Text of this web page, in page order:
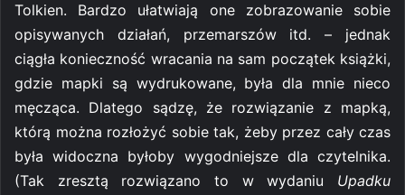
Tolkien. Bardzo ułatwiają one zobrazowanie sobie
opisywanych działań, przemarszów itd. – jednak
ciągła konieczność wracania na sam początek książki,
gdzie mapki są wydrukowane, była dla mnie nieco
męcząca. Dlatego sądzę, że rozwiązanie z mapką,
którą można rozłożyć sobie tak, żeby przez cały czas
była widoczna byłoby wygodniejsze dla czytelnika.
(Tak zresztą rozwiązano to w wydaniu Upadku